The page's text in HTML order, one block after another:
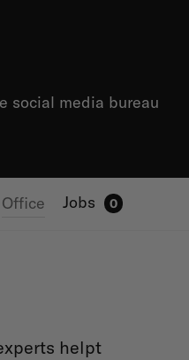
social media bureau
Office Jobs 0
helpt